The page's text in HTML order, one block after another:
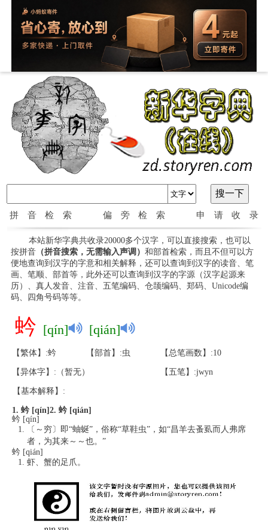
拼音检索 偏旁检索 申请收录
本站新华字典共收录20000多个汉字，可以直接搜索，也可以
按拼音（拼音搜索，无需输入声调） 和部首检索，而且不但可以方
便地查询到汉字的字意和相关解释，还可以查询到汉字的读音、笔
画、笔顺、部首等，此外还可以查询到汉字的字源（汉字起源来
历）、真人发音、注音、五笔编码、仓颉编码、郑码、Unicode编
码、四角号码等等。
蚙 [qín] [qián]
【繁体】:蚙 【部首】:虫 【总笔画数】:10
【异体字】:（暂无） 【五笔】:jwyn
【基本解释】:
1. 蚙 [qín] 2. 蚙 [qián]
蚙 [qín]
〔～穷〕即“蚰蜒”，俗称“草鞋虫”，如“昌羊去蚤虱而人弗席
者，为其来～～也。”
蚙 [qián]
虾、蟹的足爪。